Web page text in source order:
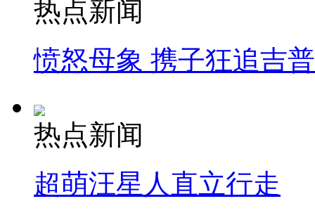
热点新闻
愤怒母象 携子狂追吉
热点新闻
超萌汪星人直立行走